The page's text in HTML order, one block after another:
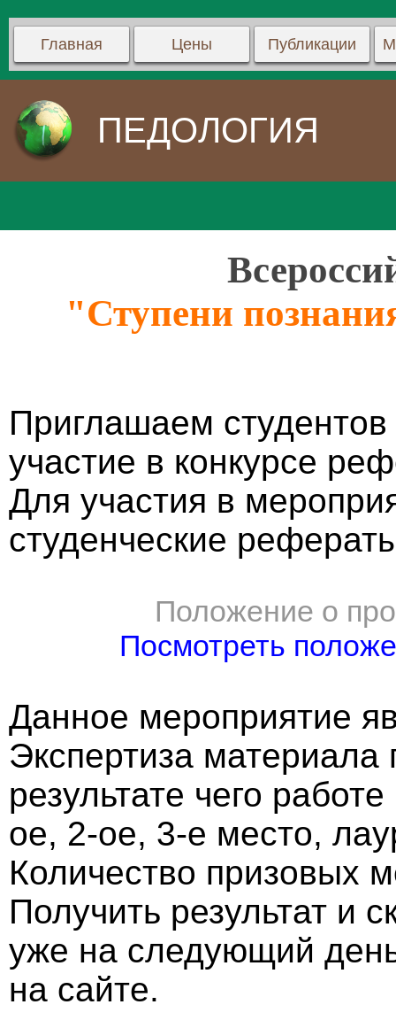
Главная Цены Публикации
ПЕДОЛОГИЯ
"Ступени
Приглашаем
участие в конкурсе
Для участия в
студенческие
Положение о
Посмотреть
Данное мероприятие
Экспертиза
результате чего
ое, 2-ое, 3-е место,
Количество призовых
Получить результат и
уже на следующий
на сайте.